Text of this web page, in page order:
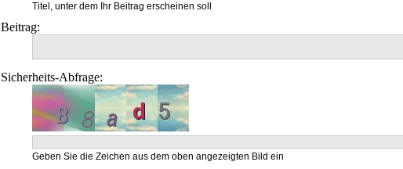
Titel, unter dem Ihr Beitrag erscheinen soll
Beitrag:
Sicherheits-Abfrage:
Geben Sie die Zeichen aus dem oben angezeigten Bild ein